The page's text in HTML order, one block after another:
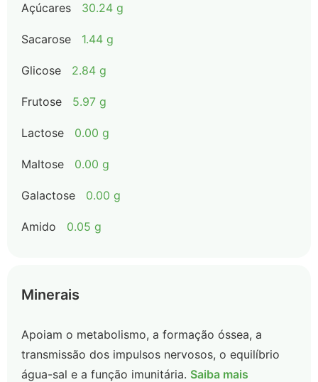
Açúcares 30.24 g
Sacarose 1.44 g
Glicose 2.84 g
Frutose 5.97 g
Lactose 0.00 g
Maltose 0.00 g
Galactose 0.00 g
Amido 0.05 g
Minerais
Apoiam o metabolismo, a formação óssea, a
transmissão dos impulsos nervosos, o equilíbrio
água-sal e a função imunitária. Saiba mais